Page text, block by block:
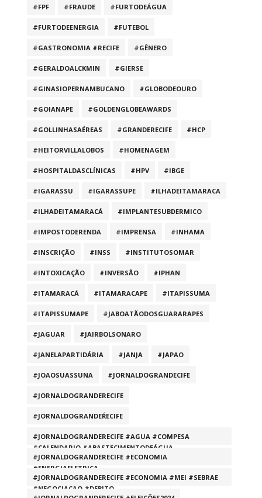
#FPF #FRAUDE #FURTODEÁGUA
#FURTODEENERGIA #FUTEBOL
#GASTRONOMIA #RECIFE #GÊNERO
#GERALDOALCKMIN #GIERSE
#GINASIOPERNAMBUCANO #GLOBODEOURO
#GOIANAPE #GOLDENGLOBEAWARDS
#GOLLINHASAÉREAS #GRANDERECIFE #HCP
#HEITORVILLALOBOS #HOMENAGEM
#HOSPITALDASCLÍNICAS #HPV #IBGE
#IGARASSU #IGARASSUPE #ILHADEITAMARACA
#ILHADEITAMARACÁ #IMPLANTESUBDERMICO
#IMPOSTODERENDA #IMPRENSA #INHAMA
#INSCRIÇÃO #INSS #INSTITUTOSOMAR
#INTOXICAÇÃO #INVERSÃO #IPHAN
#ITAMARACÁ #ITAMARACAPE #ITAPISSUMA
#ITAPISSUMAPE #JABOATÃODOSGUARARAPES
#JAGUAR #JAIRBOLSONARO
#JANELAPARTIDÁRIA #JANJA #JAPAO
#JOAOSUASSUNA #JORNALDOGRANDECIFE
#JORNALDOGRANDERECIFE
#JORNALDOGRANDEŔECIFE
#JORNALDOGRANDERECIFE #AGUA #COMPESA
#CALENDARIO #ABASTECIMENTODEÁGUA
#JORNALDOGRANDERECIFE #ECONOMIA
#ENERGIAELETRICA
#JORNALDOGRANDERECIFE #ECONOMIA #MEI #SEBRAE
#NEGOCIACAO #DEBITO